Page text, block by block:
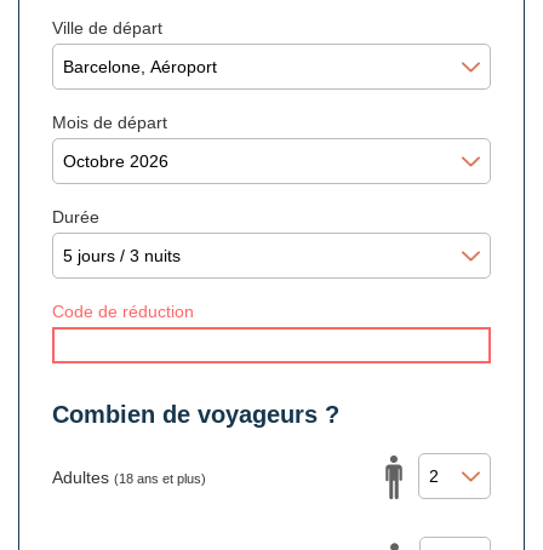
Ville de départ
Mois de départ
Durée
Code de réduction
Combien de voyageurs ?
Adultes (18 ans et plus)